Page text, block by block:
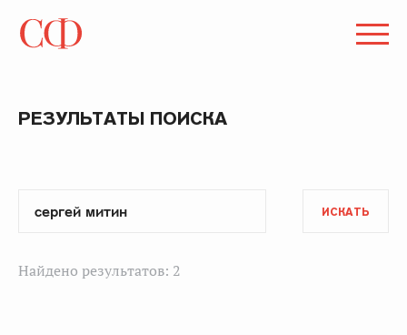
РЕЗУЛЬТАТЫ ПОИСКА
ИСКАТЬ
Найдено результатов: 2